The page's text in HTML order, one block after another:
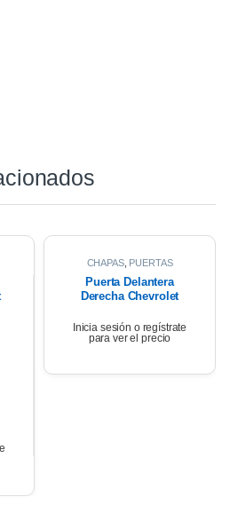
CHAPAS, PUERTAS
Puerta Delantera
Derecha Chevrolet
Inicia sesión o regístrate
para ver el precio